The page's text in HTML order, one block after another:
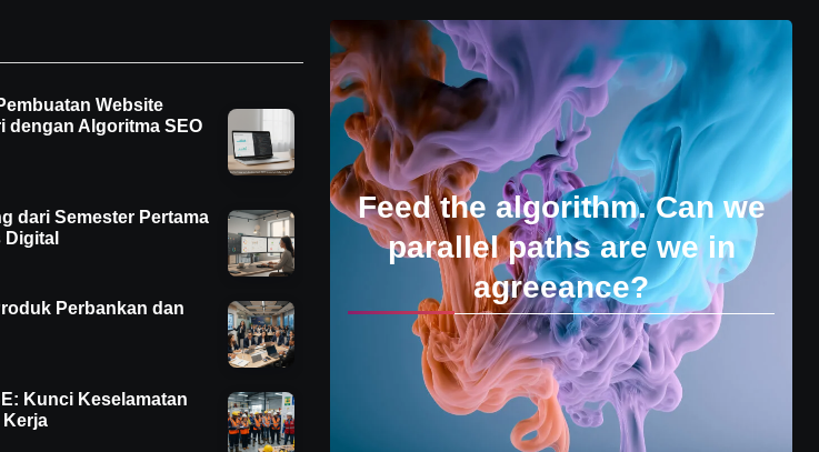
Website
dengan Algoritma SEO
dari Semester Pertama
Perbankan dan
Kunci Keselamatan
Feed the algorithm. Can we
parallel paths are we in
agreeance?